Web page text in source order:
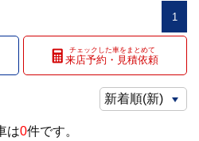
1
チェックした車をまとめて
来店予約・見積依頼
は0件です。